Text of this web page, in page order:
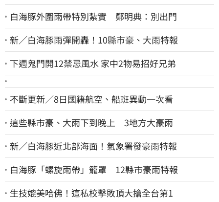
白海豚外圍雨帶特別紮實 鄭明典：別出門
新／白海豚雨彈開轟！10縣市豪、大雨特報
下週鬼門開12禁忌風水 家中2物易招好兄弟
不斷更新／8日國籍航空、船班異動一次看
這些縣市豪、大雨下到晚上 3地方大豪雨
新／白海豚近北部海面！氣象署發豪雨特報
白海豚「螺旋雨帶」籠罩 12縣市豪雨特報
生技媲美哈佛！這私校擊敗頂大搶全台第1